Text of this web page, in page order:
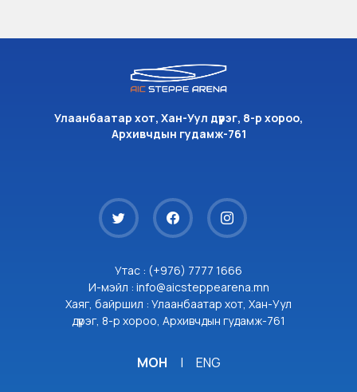
Улаанбаатар хот, Хан-Уул дүүрэг, 8-р хороо,
Архивчдын гудамж-761
Утас : (+976) 7777 1666
И-мэйл : info@aicsteppearena.mn
Хаяг, байршил : Улаанбаатар хот, Хан-Уул
дүүрэг, 8-р хороо, Архивчдын гудамж-761
МОН | ENG